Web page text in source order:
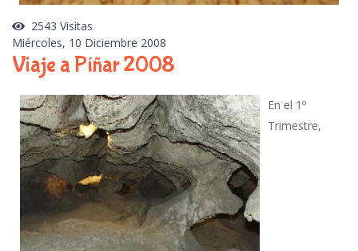
2543 Visitas
Miércoles, 10 Diciembre 2008
Viaje a Píñar 2008
En el 1º
Trimestre,